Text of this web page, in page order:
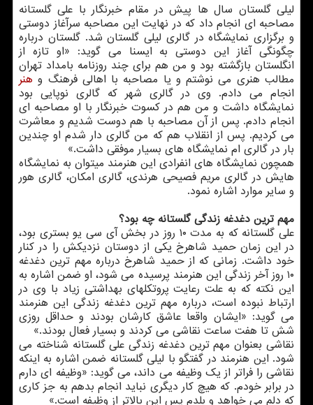
لیلی گلستان سال ها پیش در مقام خبرنگار با علی گلستانه
مصاحبه ای انجام داد که در نهایت این مصاحبه سرآغاز دوستی
و برگزاری نمایشگاه در گالری لیلی گلستان شد. گلستان درباره
چگونگی آغاز این دوستی به ایسنا می گوید: «او تازه از
انگلستان بازگشته بود و من هم برای چند روزنامه بامداد تهران
مطالب هنری می نوشتم و یا مصاحبه با اهالی فرهنگ و هنر
انجام می دادم. وی در گالری شهر که گالری نوپایی بود
نمایشگاه داشت و من هم در کسوت خبرنگار با او مصاحبه ای
انجام دادم. پس از آن مصاحبه با هم دوست شدیم و معاشرت
می کردیم. پس از انقلاب هم که من گالری دار شدم او چندین
بار در گالری ام نمایشگاه های بسیار موفقی داشت.»
همچون نمایشگاه های انفرادی این هنرمند میتوان به نمایشگاه
هایش در گالری مریم فصیحی هرندی، گالری امکان، گالری هور
و سایر موارد اشاره نمود.
مهم ترین دغدغه زندگی گلستانه چه بود؟
علی گلستانه که به مدت ۱۰ روز در بخش آی سی یو بستری بود،
در این زمان حمید شاهرخ یکی از دوستان نزدیکش را در کنار
خود داشت. زمانی که از حمید شاهرخ درباره مهم ترین دغدغه
۱۰ روز آخر زندگی این هنرمند پرسیده می شود، او ضمن اشاره به
این نکته که به علت رعایت پروتکلهای بهداشتی زیاد با وی در
ارتباط نبوده است، درباره مهم ترین دغدغه زندگی این هنرمند
می گوید: «ایشان واقعا عاشق کارشان بودند و حداقل روزی
شش تا هفت ساعت نقاشی می کردند و بسیار فعال بودند.»
نقاشی بعنوان مهم ترین دغدغه زندگی علی گلستانه شناخته می
شود. این هنرمند در گفتگو با لیلی گلستانه ضمن اشاره به اینکه
نقاشی را فراتر از یک وظیفه می داند، می گوید: «وظیفه ای دارم
در برابر خودم. که هیچ کار دیگری نباید انجام بدهم به جز کاری
که دلم می خواهد و بلدم پس این بالاتر از وظیفه است.»